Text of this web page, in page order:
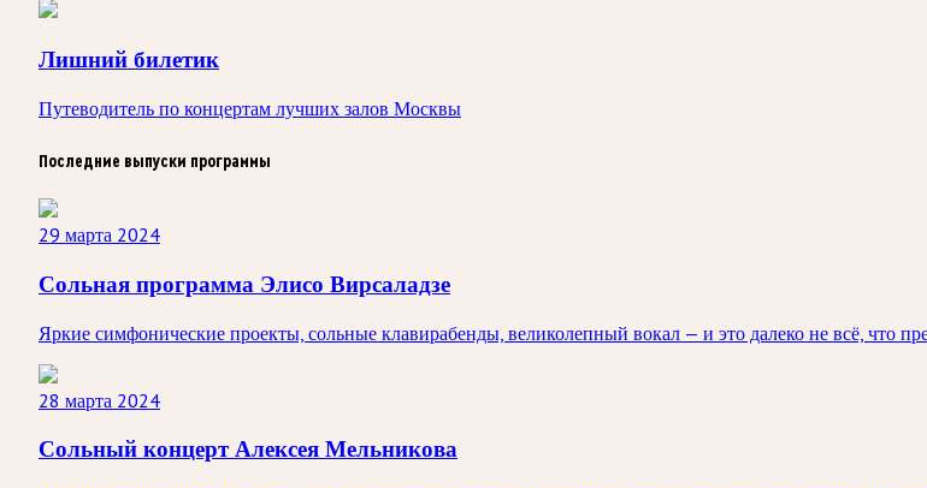
Лишний билетик
Путеводитель по концертам лучших залов Москвы
Последние выпуски программы
29 марта 2024
Сольная программа Элисо Вирсаладзе
Яркие симфонические проекты, сольные клавирабенды, великолепный вокал — и это далеко не всё, что
28 марта 2024
Сольный концерт Алексея Мельникова